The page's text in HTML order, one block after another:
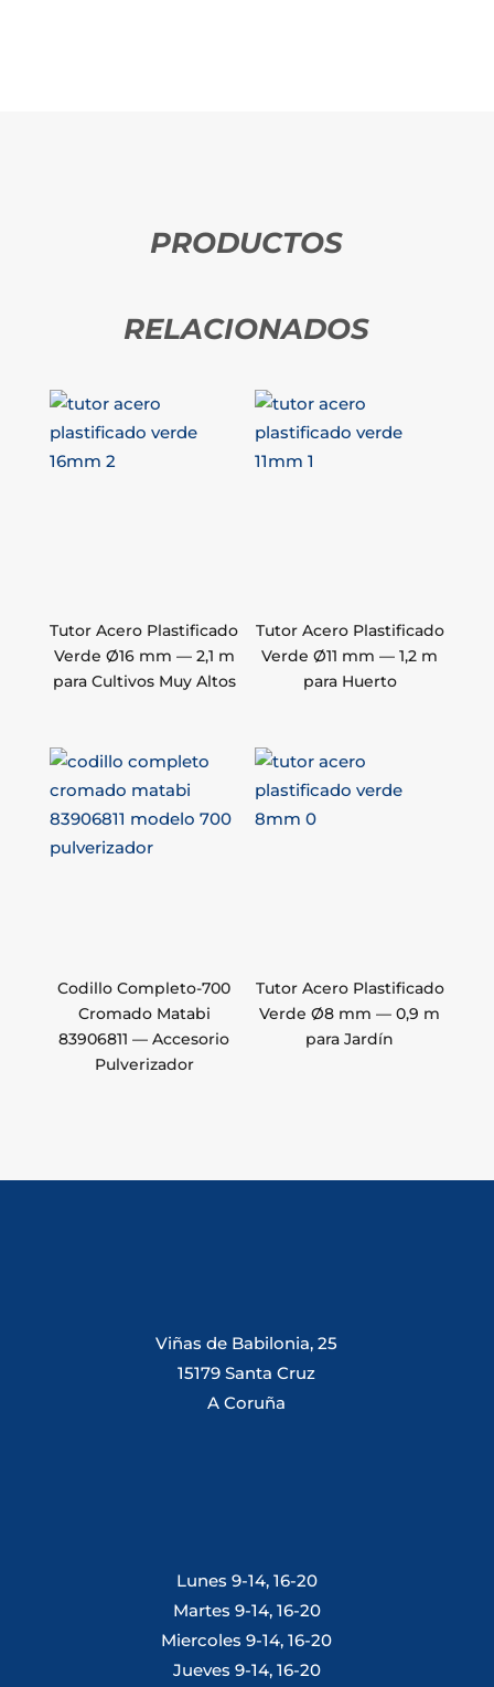
PRODUCTOS
RELACIONADOS
Tutor Acero Plastificado
Verde Ø16 mm — 2,1 m
para Cultivos Muy Altos
Tutor Acero Plastificado
Verde Ø11 mm — 1,2 m
para Huerto
Codillo Completo-700
Cromado Matabi
83906811 — Accesorio
Pulverizador
Tutor Acero Plastificado
Verde Ø8 mm — 0,9 m
para Jardín
Viñas de Babilonia, 25
15179 Santa Cruz
A Coruña
Lunes 9-14, 16-20
Martes 9-14, 16-20
Miercoles 9-14, 16-20
Jueves 9-14, 16-20